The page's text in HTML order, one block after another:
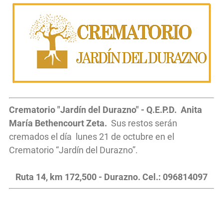
Crematorio "Jardín del Durazno" - Q.E.P.D. Anita
María Bethencourt Zeta. Sus restos serán
cremados el día lunes 21 de octubre en el
Crematorio “Jardín del Durazno”.
Ruta 14, km 172,500 - Durazno. Cel.: 096814097